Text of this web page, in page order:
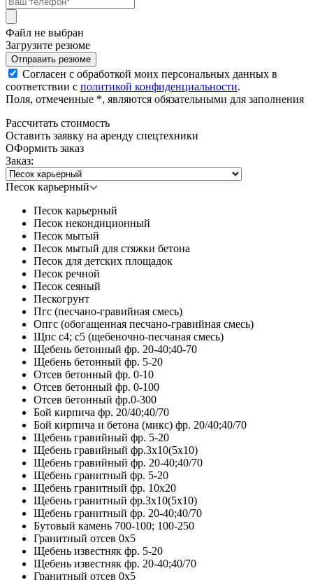
Файл не выбран
Загрузите резюме
Отправить резюме
Согласен с обработкой моих персональных данных в
соответствии с политикой конфиденциальности.
Поля, отмеченные *, являются обязательными для заполнения
Рассчитать стоимость
Оставить заявку на аренду спецтехники
ОФормить заказ
Заказ:
Песок карьерный
Песок карьерный
Песок некондиционный
Песок мытый
Песок мытый для стяжки бетона
Песок для детских площадок
Песок речной
Песок сеяный
Пескогрунт
Пгс (песчано-гравийная смесь)
Опгс (обогащенная песчано-гравийная смесь)
Щпс с4; с5 (щебеночно-песчаная смесь)
Щебень бетонный фр. 20-40;40-70
Щебень бетонный фр. 5-20
Отсев бетонный фр. 0-10
Отсев бетонный фр. 0-100
Отсев бетонный фр.0-300
Бой кирпича фр. 20/40;40/70
Бой кирпича и бетона (микс) фр. 20/40;40/70
Щебень гравийный фр. 5-20
Щебень гравийный фр.3х10(5х10)
Щебень гравийный фр. 20-40;40/70
Щебень гранитный фр. 5-20
Щебень гранитный фр. 10х20
Щебень гранитный фр.3х10(5х10)
Щебень гранитный фр. 20-40;40/70
Бутовый камень 700-100; 100-250
Гранитный отсев 0х5
Щебень известняк фр. 5-20
Щебень известняк фр. 20-40;40/70
Гранитный отсев 0х5